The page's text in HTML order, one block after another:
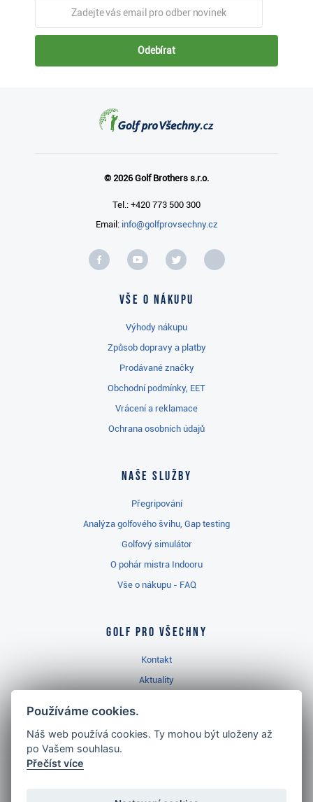
Odebírat
© 2026 Golf Brothers s.r.o.
Tel.: +420 773 500 300
Email: info@golfprovsechny.cz
Vše o nákupu
Výhody nákupu
Způsob dopravy a platby
Prodávané značky
Obchodní podmínky, EET
Vrácení a reklamace
Ochrana osobních údajů
Naše služby
Přegripování
Analýza golfového švihu, Gap testing
Golfový simulátor
O pohár mistra Indooru
Vše o nákupu - FAQ
Golf pro všechny
Kontakt
Aktuality
Golfový slovník
Používáme cookies.
Náš web používá cookies. Ty mohou být uloženy až
po Vašem souhlasu.
Přečíst více